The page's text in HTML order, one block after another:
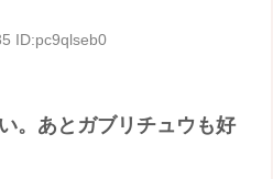
ID:pc9qlseb0
。あとガブリチュウも好